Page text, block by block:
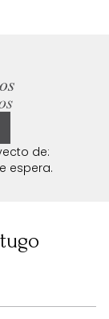
de:
espera.